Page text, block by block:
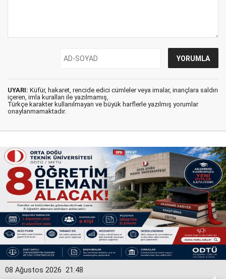
UYARI: Küfür, hakaret, rencide edici cümleler veya imalar, inançlara saldırı
içeren, imla kuralları ile yazılmamış,
Türkçe karakter kullanılmayan ve büyük harflerle yazılmış yorumlar
onaylanmamaktadır.
21:48
08 Ağustos 2026